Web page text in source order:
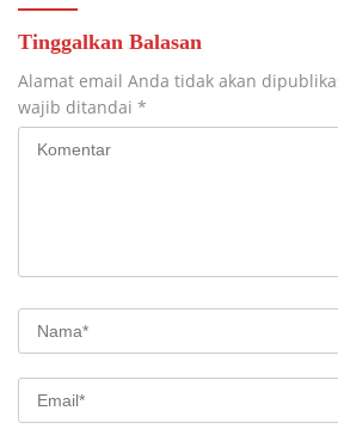
Tinggalkan Balasan
Alamat email Anda tidak akan
wajib ditandai *